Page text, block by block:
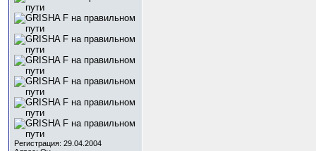
Регистрация: 29.04.2004